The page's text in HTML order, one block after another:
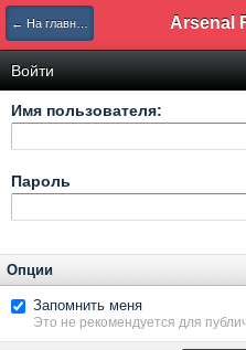
← На главную
Войти
Имя пользователя:
Пароль
Опции
Запомнить меня
Это не рекомендуется для